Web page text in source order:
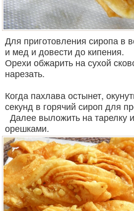
Для приготовления сиропа в
и мед и довести до кипения.
Орехи обжарить на сухой
нарезать.
Когда пахлава остынет,
секунд в горячий сироп для
Далее выложить на тарелку
орешками.